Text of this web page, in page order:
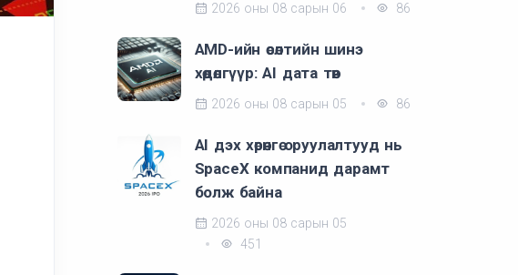
2026 оны 08 сарын 06 86
AMD-ийн өсөлтийн шинэ
хөдөлгүүр: AI дата төв
2026 оны 08 сарын 05 86
AI дэх хөрөнгө оруулалтууд нь
SpaceX компанид дарамт
болж байна
2026 оны 08 сарын 05
451